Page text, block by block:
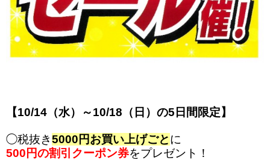
【10/14（水）～10/18（日）の5日間限定】
◯税抜き5000円お買い上げごとに
500円の割引クーポン券をプレゼント！